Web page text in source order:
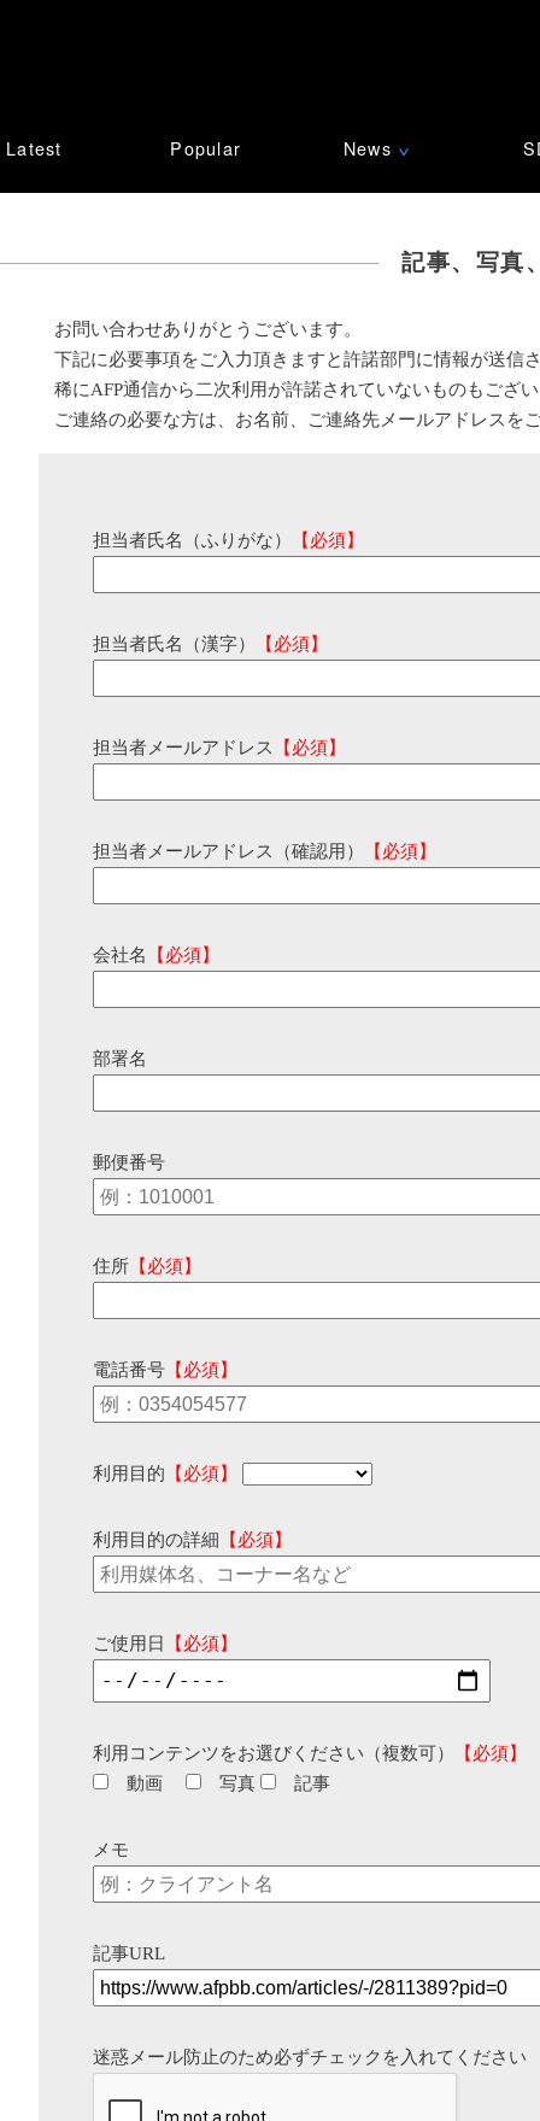
Latest Popular News ∨
記事、写真
お問い合わせありがとうございます。
下記に必要事項をご入力頂きますと許諾部門に情報が送信
稀にAFP通信から二次利用が許諾されていないものもござ
ご連絡の必要な方は、お名前、ご連絡先メールアドレスを
担当者氏名（ふりがな） 【必須】
担当者氏名（漢字） 【必須】
担当者メールアドレス 【必須】
担当者メールアドレス（確認用） 【必須】
会社名 【必須】
部署名
郵便番号
住所 【必須】
電話番号 【必須】
利用目的 【必須】
利用目的の詳細 【必須】
ご使用日 【必須】
利用コンテンツをお選びください（複数可）
【必須】
動画
写真 記事
メモ
記事URL
迷惑メール防止のため必ずチェックを入れてください